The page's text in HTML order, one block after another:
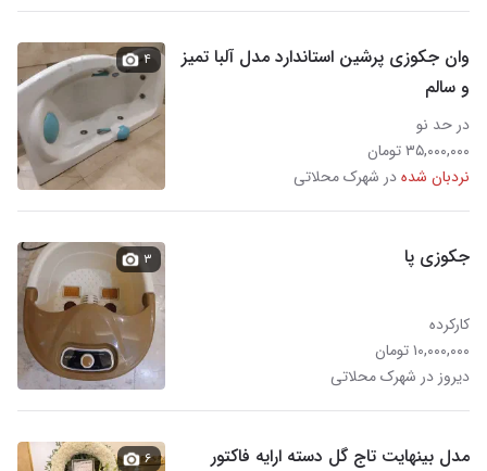
وان جکوزی پرشین استاندارد مدل آلبا تمیز
و سالم
در حد نو
۳۵,۰۰۰,۰۰۰ تومان
نردبان شدهدر شهرک محلاتی
۴
جکوزی پا
کارکرده
۱۰,۰۰۰,۰۰۰ تومان
دیروز در شهرک محلاتی
۳
مدل بینهایت تاج گل دسته ارایه فاکتور
۶